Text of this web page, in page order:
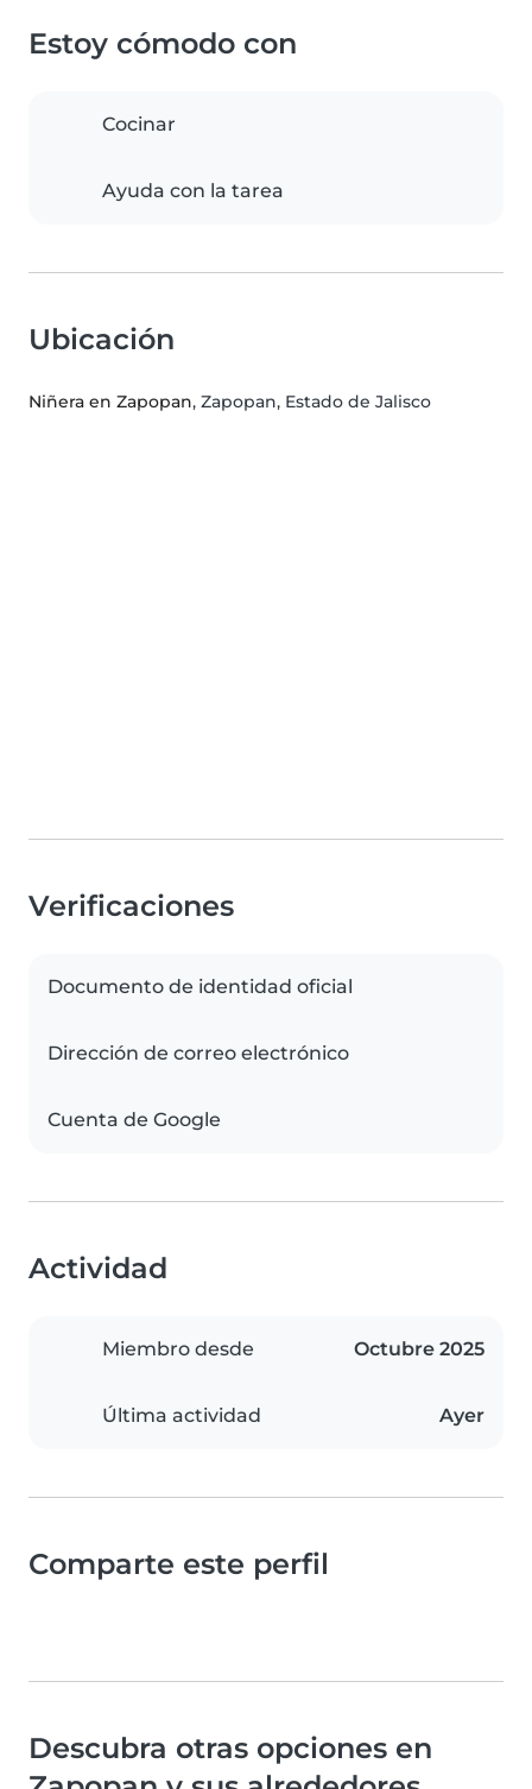
Estoy cómodo con
Cocinar
Ayuda con la tarea
Ubicación
Niñera en Zapopan, Zapopan, Estado de Jalisco
Verificaciones
Documento de identidad oficial
Dirección de correo electrónico
Cuenta de Google
Actividad
Miembro desde Octubre 2025
Última actividad Ayer
Comparte este perfil
Descubra otras opciones en